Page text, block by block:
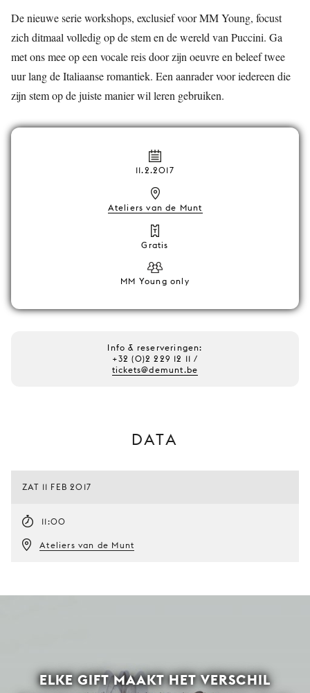
De nieuwe serie workshops, exclusief voor MM Young, focust
zich ditmaal volledig op de stem en de wereld van Puccini. Ga
met ons mee op een vocale reis door zijn oeuvre en beleef twee
uur lang de Italiaanse romantiek. Een aanrader voor iedereen die
zijn stem op de juiste manier wil leren gebruiken.
11.2.2017
Ateliers van de Munt
Gratis
MM Young only
Info & reserveringen:
+32 (0)2 229 12 11 /
tickets@demunt.be
DATA
ZAT 11 FEB 2017
11:00
Ateliers van de Munt
ELKE GIFT MAAKT HET VERSCHIL